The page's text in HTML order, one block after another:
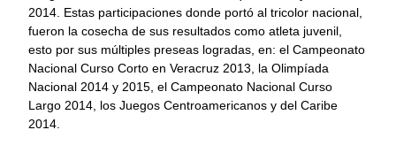
2014. Estas participaciones donde portó al tricolor nacional,
fueron la cosecha de sus resultados como atleta juvenil,
esto por sus múltiples preseas logradas, en: el Campeonato
Nacional Curso Corto en Veracruz 2013, la Olimpíada
Nacional 2014 y 2015, el Campeonato Nacional Curso
Largo 2014, los Juegos Centroamericanos y del Caribe
2014.